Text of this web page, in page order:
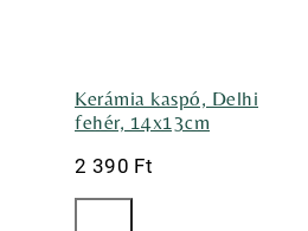
Kerámia kaspó, Delhi
fehér, 14x13cm
2 390 Ft